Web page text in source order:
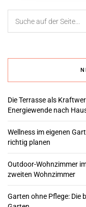
Die Terrasse als
Energiewende nach
Wellness im eigenen
richtig planen
Outdoor-Wohnzimmer
zweiten Wohnzimmer
Garten ohne Pflege: Die